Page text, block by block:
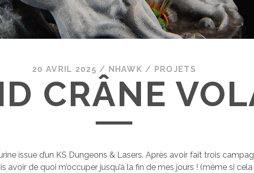
20 AVRIL 2025 / NHAWK / PROJETS
CRÂNE
issue d’un KS Dungeons & Lasers. Après avoir fait trois
avoir de quoi m’occuper jusqu’à la fin de mes jours ! (même si